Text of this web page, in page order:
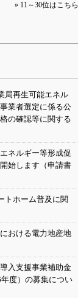
» 11～30位はこちら
局再生可能エネル
業者選定に係る公
の確認等に関する
ネルギー等形成促
始します（申請書
トホーム普及に関
おける電力地産地
入支援事業補助金
年度）の募集につい